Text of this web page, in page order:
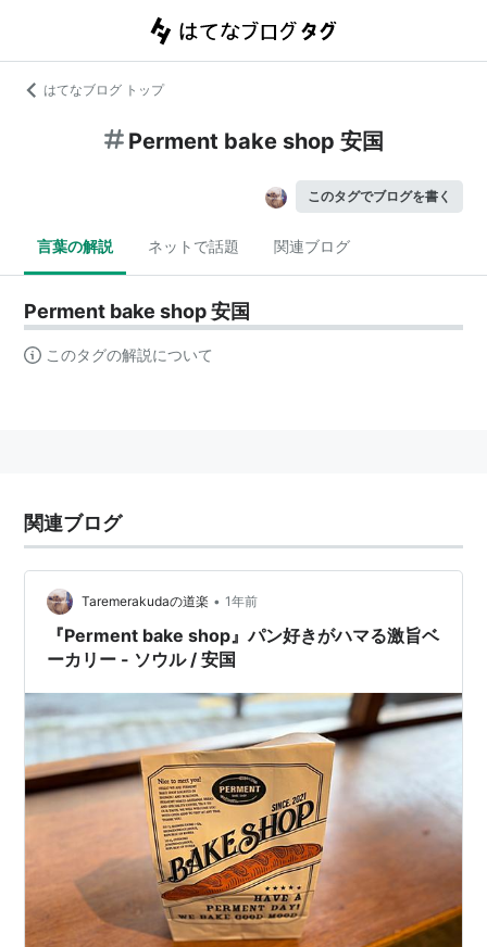
はてなブログ トップ
Perment bake shop 安国
このタグでブログを書く
言葉の解説 ネットで話題 関連ブログ
Perment bake shop 安国
このタグの解説について
関連ブログ
Taremerakudaの道楽 • 1年前
『Perment bake shop』パン好きがハマる激旨ベ
ーカリー - ソウル / 安国